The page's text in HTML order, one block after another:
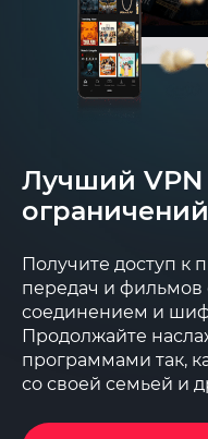
Лучший VPN
ограничений
Получите доступ к
передач и фильмов
соединением и
Продолжайте
программами так,
со своей семьей и